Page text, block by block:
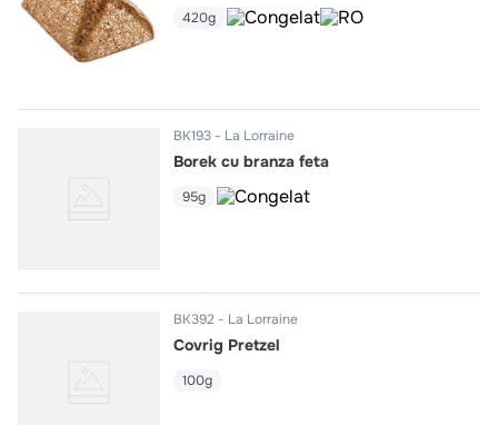
420g
BK193 La Lorraine
Borek cu branza feta
95g
BK392 La Lorraine
Covrig Pretzel
100g